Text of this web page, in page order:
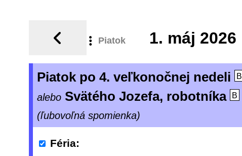
Piatok 1. máj 2026
Piatok po 4. veľkonočnej nedeli B
alebo Svätého Jozefa, robotníka B
(ľubovoľná spomienka)
Féria